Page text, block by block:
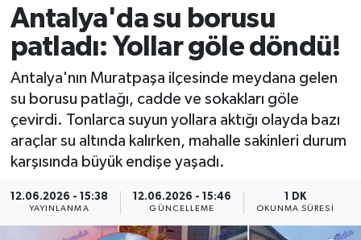
Antalya'da su borusu
patladı: Yollar göle döndü!
Antalya'nın Muratpaşa ilçesinde meydana gelen
su borusu patlağı, cadde ve sokakları göle
çevirdi. Tonlarca suyun yollara aktığı olayda bazı
araçlar su altında kalırken, mahalle sakinleri durum
karşısında büyük endişe yaşadı.
12.06.2026 - 15:38
YAYINLANMA
12.06.2026 - 15:46
GÜNCELLEME
1 DK
OKUNMA SÜRESI
Asayiş
Turizm
Yaşam
Ekonomi
Spor
Antalya Namaz Vakitleri
Antalya Trafik Yoğunluk Haritası
Süper Lig Puan Durumu ve Fikstür
Son Dakika Haberleri
Haber Arşivi